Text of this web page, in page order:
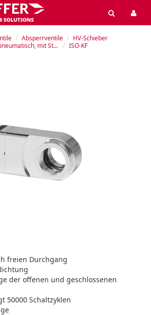
Absperrventile
HV-Schieber
(SG), mit Steuerventil (SV), Aluminium
ISO-KF
freien Durchgang
der offenen und geschlossenen
50000 Schaltzyklen